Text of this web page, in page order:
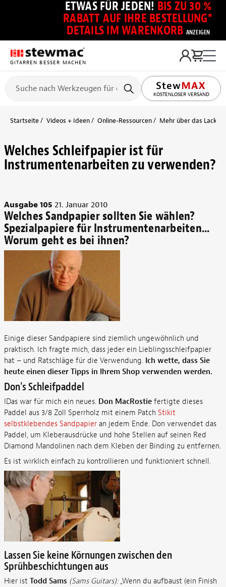
ETWAS FÜR JEDEN! BIS ZU 30 %
RABATT AUF IHRE BESTELLUNG*
DETAILS IM WARENKORB ANZEIGEN
GITARREN BESSER MACHEN
KOSTENLOSER VERSAND
Startseite Videos + Ideen Online-Ressourcen Mehr über das
Welches Schleifpapier ist für
Instrumentenarbeiten zu verwenden?
Ausgabe 105 21. Januar 2010
Welches Sandpapier sollten Sie wählen?
Spezialpapiere für Instrumentenarbeiten...
Worum geht es bei ihnen?
Einige dieser Sandpapiere sind ziemlich ungewöhnlich und
praktisch. Ich fragte mich, dass jeder ein Lieblingsschleifpapier
hat – und Ratschläge für die Verwendung. Ich wette, dass Sie
heute einen dieser Tipps in Ihrem Shop verwenden werden.
Don's Schleifpaddel
IDas war für mich ein neues. Don MacRostiefertigte dieses
Paddel aus 3/8 Zoll Sperrholz mit einem Patch Stikit
selbstklebendes Sandpapieran jedem Ende. Don verwendet das
Paddel, um Kleberausdrücke und hohe Stellen auf seinen Red
Diamond Mandolinen nach dem Kleben der Binding zu entfernen.
Es ist wirklich einfach zu kontrollieren und funktioniert schnell.
Lassen Sie keine Körnungen zwischen den
Sprühbeschichtungen aus
Hier ist Todd Sams (Sams Guitars):„Wenn du aufbaust (ein Finish